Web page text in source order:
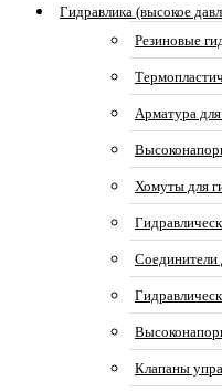
Гидравлика (высокое
Резиновые
Арматура
Хомуты для
Соединители
Клапаны